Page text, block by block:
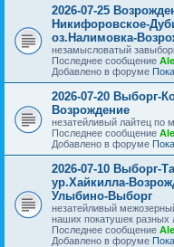
2026-07-25
Никифоровское-
оз.Налимовка-
незамысловатый
Последнее сообщение
Добавлено в форуме
2026-07-20 Выборг-
Возрождение
незатейливый лайтец по
Последнее сообщение
Добавлено в форуме
2026-07-10 Выборг-
ур.Хайкилла-
Улыбино-Выборг
незатейливый
наших покатушек разных
Последнее сообщение
Добавлено в форуме